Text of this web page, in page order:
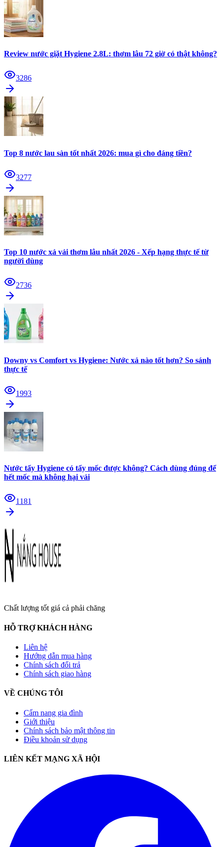
Review nước giặt Hygiene 2.8L: thơm lâu 72 giờ có thật không?
3286
Top 8 nước lau sàn tốt nhất 2026: mua gì cho đáng tiền?
3277
Top 10 nước xả vải thơm lâu nhất 2026 - Xếp hạng thực tế từ
người dùng
2736
Downy vs Comfort vs Hygiene: Nước xả nào tốt hơn? So sánh
thực tế
1993
Nước tẩy Hygiene có tẩy mốc được không? Cách dùng đúng để
hết mốc mà không hại vải
1181
Chất lượng tốt giá cả phải chăng
HỖ TRỢ KHÁCH HÀNG
Liên hệ
Hướng dẫn mua hàng
Chính sách đổi trả
Chính sách giao hàng
VỀ CHÚNG TÔI
Cẩm nang gia đình
Giới thiệu
Chính sách bảo mật thông tin
Điều khoản sử dụng
LIÊN KẾT MẠNG XÃ HỘI